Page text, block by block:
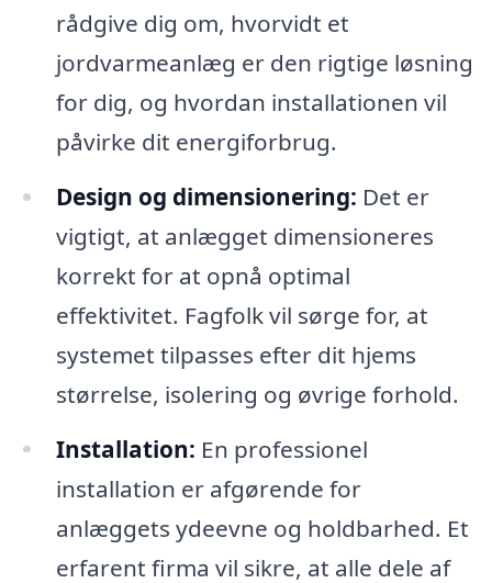
rådgive dig om, hvorvidt et
jordvarmeanlæg er den rigtige løsning
for dig, og hvordan installationen vil
påvirke dit energiforbrug.
Design og dimensionering: Det er
vigtigt, at anlægget dimensioneres
korrekt for at opnå optimal
effektivitet. Fagfolk vil sørge for, at
systemet tilpasses efter dit hjems
størrelse, isolering og øvrige forhold.
Installation: En professionel
installation er afgørende for
anlæggets ydeevne og holdbarhed. Et
erfarent firma vil sikre, at alle dele af